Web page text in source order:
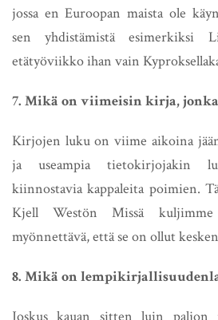
jossa en Euroopan maista ole
sen yhdistämistä esimerkiksi
etätyöviikko ihan vain
7. Mikä on viimeisin kirja,
Kirjojen luku on viime aikoina
ja useampia tietokirjojakin
kiinnostavia kappaleita poimien.
Kjell Westön Missä
myönnettävä, että se on ollut
8. Mikä on